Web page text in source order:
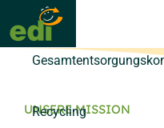
to
content
Services
Recycling
UNSERE MISSION